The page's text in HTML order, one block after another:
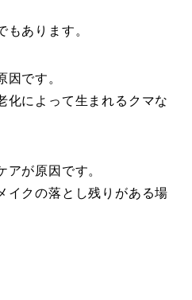
もあります。
因です。
化によって生まれるクマな
が原因です。
イクの落とし残りがある場